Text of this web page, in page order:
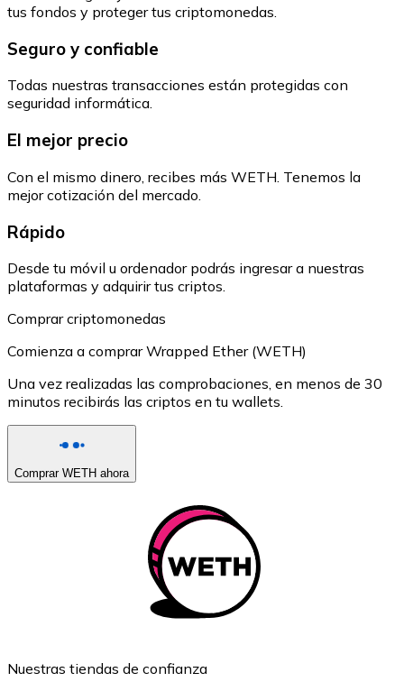
tus fondos y proteger tus criptomonedas.
Seguro y confiable
Todas nuestras transacciones están protegidas con
seguridad informática.
El mejor precio
Con el mismo dinero, recibes más WETH. Tenemos la
mejor cotización del mercado.
Rápido
Desde tu móvil u ordenador podrás ingresar a nuestras
plataformas y adquirir tus criptos.
Comprar criptomonedas
Comienza a comprar Wrapped Ether (WETH)
Una vez realizadas las comprobaciones, en menos de 30
minutos recibirás las criptos en tu wallets.
Comprar WETH ahora
Nuestras tiendas de confianza